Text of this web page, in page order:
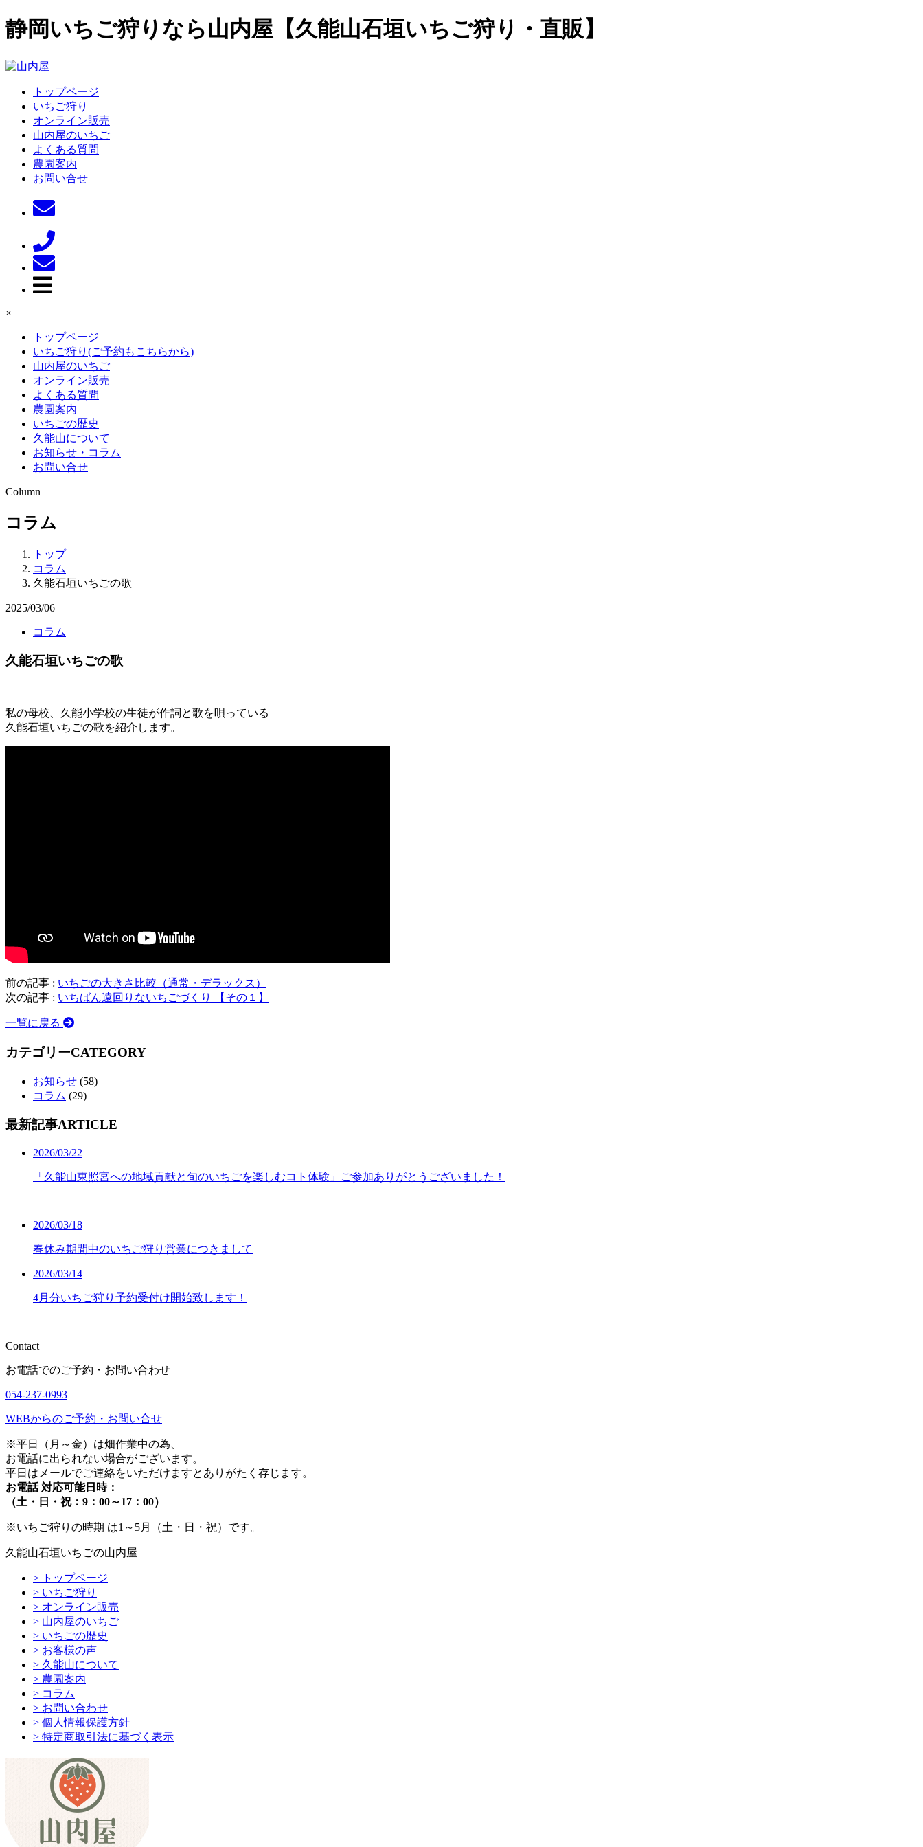
静岡いちご狩りなら山内屋【久能山石垣いちご狩り・直販】
トップページ
いちご狩り
オンライン販売
山内屋のいちご
よくある質問
農園案内
お問い合せ
×
トップページ
いちご狩り(ご予約もこちらから)
山内屋のいちご
オンライン販売
よくある質問
農園案内
いちごの歴史
久能山について
お知らせ・コラム
お問い合せ
Column
コラム
トップ
コラム
久能石垣いちごの歌
2025/03/06
コラム
久能石垣いちごの歌
私の母校、久能小学校の生徒が作詞と歌を唄っている
久能石垣いちごの歌を紹介します。
前の記事 : いちごの大きさ比較（通常・デラックス）
次の記事 : いちばん遠回りないちごづくり 【その１】
一覧に戻る
カテゴリーCATEGORY
お知らせ (58)
コラム (29)
最新記事ARTICLE
2026/03/22
「久能山東照宮への地域貢献と旬のいちごを楽しむコト体験」ご参加ありがとうございました！
2026/03/18
春休み期間中のいちご狩り営業につきまして
2026/03/14
4月分いちご狩り予約受付け開始致します！
Contact
お電話でのご予約・お問い合わせ
054-237-0993
WEBからのご予約・お問い合せ
※平⽇（⽉～⾦）は畑作業中の為、
お電話に出られない場合がございます。
平日はメールでご連絡をいただけますとありがたく存じます。
お電話 対応可能日時：
（⼟・⽇・祝：9：00～17：00）
※いちご狩りの時期 は1～5⽉（⼟・⽇・祝）です。
久能山石垣いちごの山内屋
> トップページ
> いちご狩り
> オンライン販売
> 山内屋のいちご
> いちごの歴史
> お客様の声
> 久能山について
> 農園案内
> コラム
> お問い合わせ
> 個人情報保護方針
> 特定商取引法に基づく表示